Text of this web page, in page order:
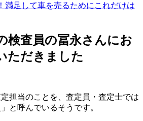
満足して車を売るためにこれだけは
検査員の冨永さんにお
ただきました
担当のことを、査定員・査定士では
と呼んでいるそうです。